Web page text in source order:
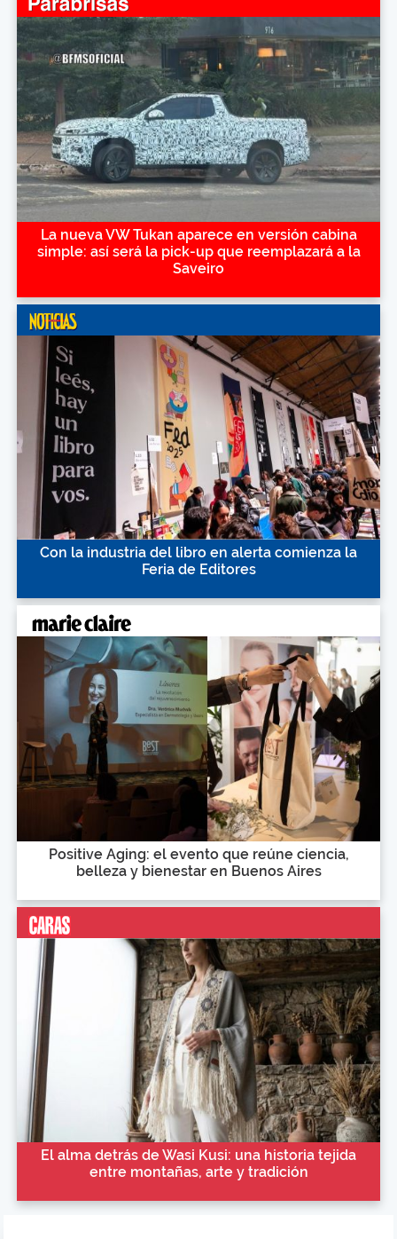
La nueva VW Tukan aparece en versión cabina
simple: así será la pick-up que reemplazará a la
Saveiro
Con la industria del libro en alerta comienza la
Feria de Editores
Positive Aging: el evento que reúne ciencia,
belleza y bienestar en Buenos Aires
El alma detrás de Wasi Kusi: una historia tejida
entre montañas, arte y tradición